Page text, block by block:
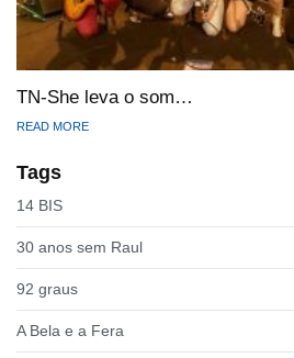
TN-She leva o som…
READ MORE
Tags
14 BIS
30 anos sem Raul
92 graus
A Bela e a Fera